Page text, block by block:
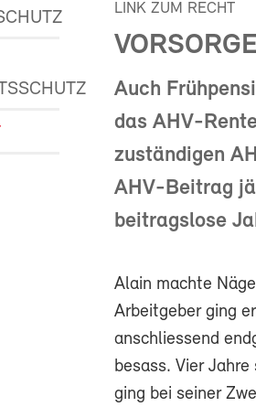
LINK ZUM RECHT
Auch
das AHV-
zuständigen
AHV-Beitrag
beitragslose
Alain machte
Arbeitgeber ging
anschliessend
besass. Vier
ging bei seiner